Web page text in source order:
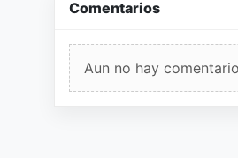
Comentarios
Aun no hay